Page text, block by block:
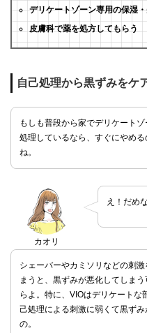
デリケートゾーン専用の保湿
皮膚科で薬を処方してもらう
自己処理から黒ずみをケ
もしも普段から家でデリケート
処理しているなら、すぐにやめ
ね。
カオリ
え！だめ
シェーバーやカミソリなどの刺激
まうと、黒ずみが悪化してしま
らよ。特に、VIOはデリケートな
己処理による刺激に弱くて黒ず
の。